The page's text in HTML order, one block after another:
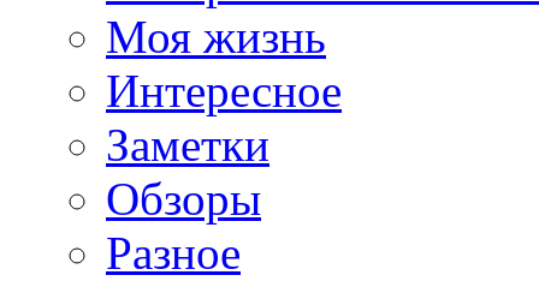
Моя жизнь
Интересное
Заметки
Обзоры
Разное